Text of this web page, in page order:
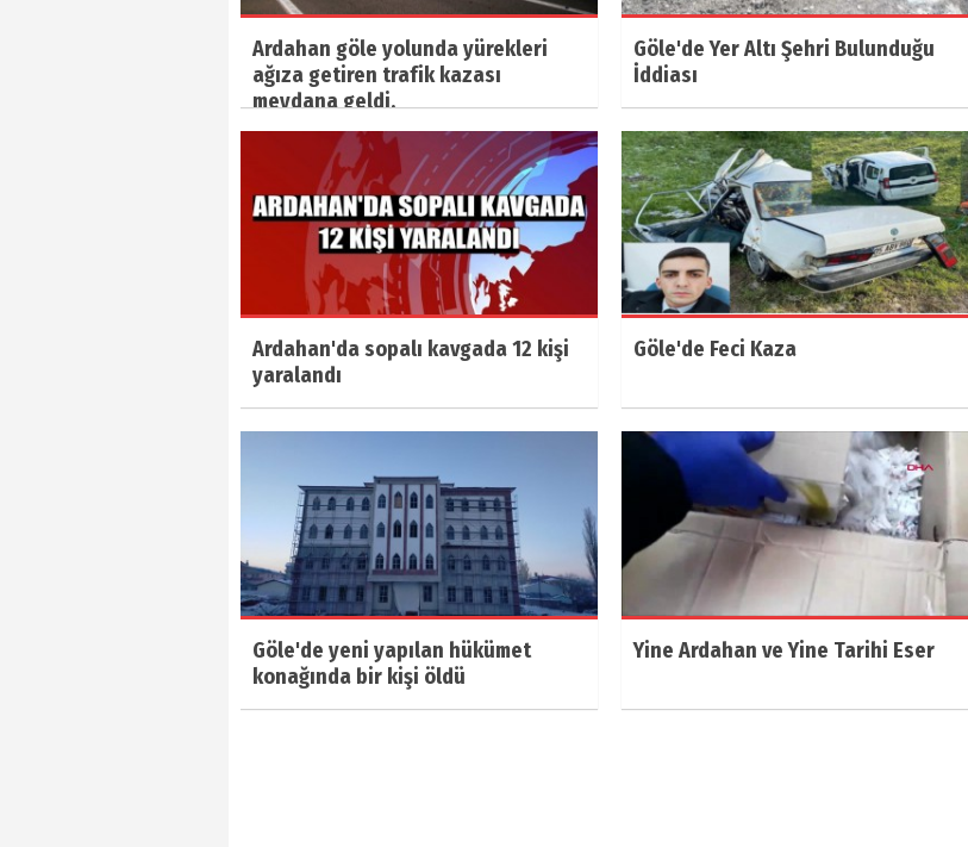
Ardahan göle yolunda yürekleri
ağıza getiren trafik kazası
meydana geldi.
Göle'de Yer Altı Şehri Bulunduğu
İddiası
Ardahan'da sopalı kavgada 12 kişi
yaralandı
Göle'de Feci Kaza
Göle'de yeni yapılan hükümet
konağında bir kişi öldü
Yine Ardahan ve Yine Tarihi Eser